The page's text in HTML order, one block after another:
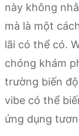
này không
mà là một
lãi có thể có.
chóng khám
trường biến
vibe có thể
ứng dụng